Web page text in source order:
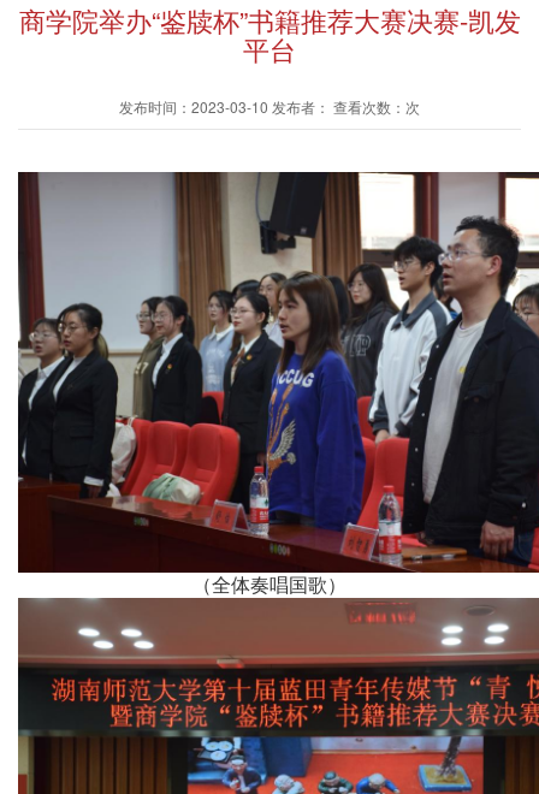
商学院举办“鉴牍杯”书籍推荐大赛决赛-凯发
平台
发布时间：2023-03-10 发布者： 查看次数：次
（全体奏唱国歌）